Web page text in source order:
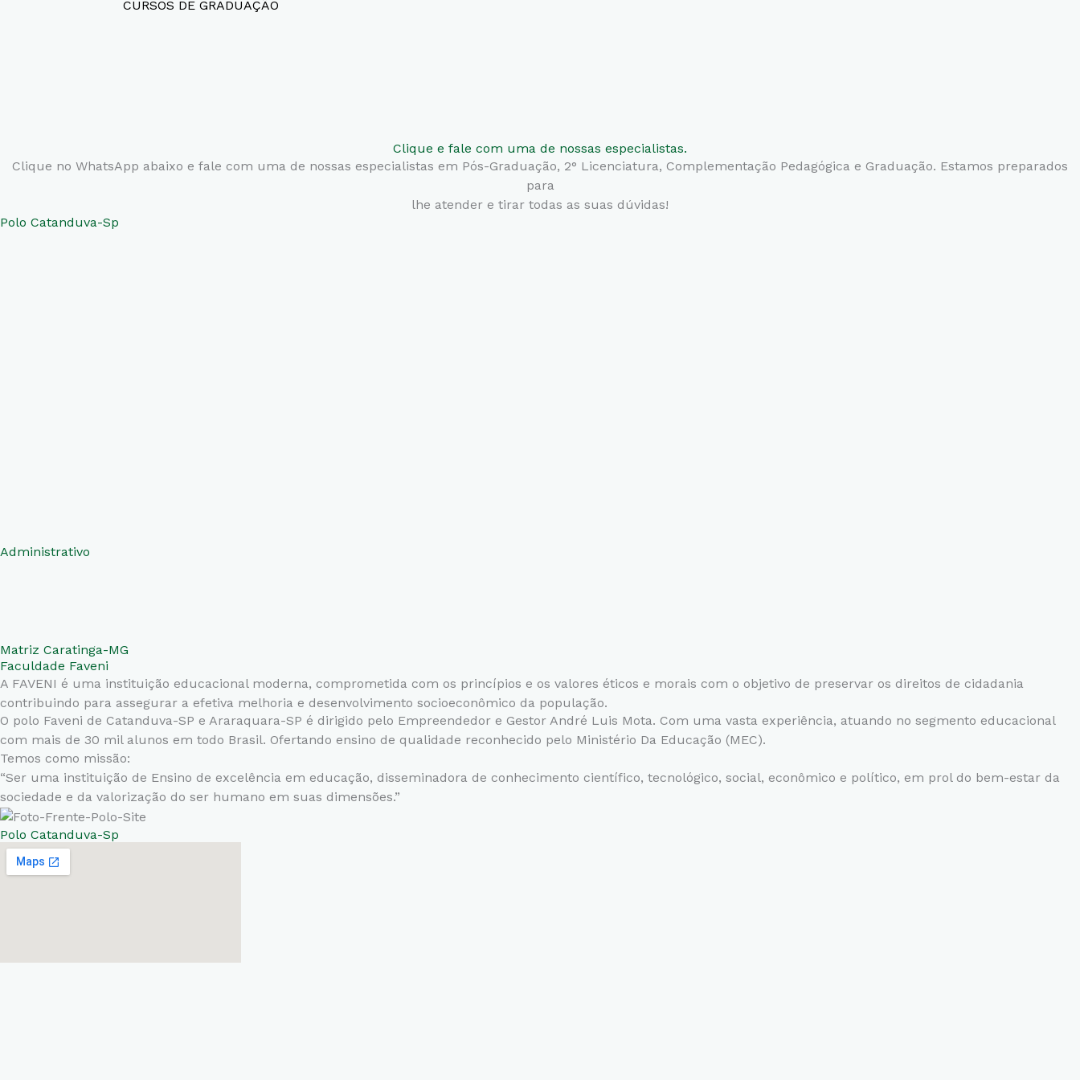
CURSOS DE GRADUAÇÃO
Clique e fale com uma de nossas especialistas.
Clique no WhatsApp abaixo e fale com uma de nossas especialistas em Pós-Graduação, 2° Licenciatura, Complementação Pedagógica e Graduação. Estamos preparados
para
lhe atender e tirar todas as suas dúvidas!
Polo Catanduva-Sp
Administrativo
Matriz Caratinga-MG
Faculdade Faveni
A FAVENI é uma instituição educacional moderna, comprometida com os princípios e os valores éticos e morais com o objetivo de preservar os direitos de cidadania
contribuindo para assegurar a efetiva melhoria e desenvolvimento socioeconômico da população.
O polo Faveni de Catanduva-SP e Araraquara-SP é dirigido pelo Empreendedor e Gestor André Luis Mota. Com uma vasta experiência, atuando no segmento educacional
com mais de 30 mil alunos em todo Brasil. Ofertando ensino de qualidade reconhecido pelo Ministério Da Educação (MEC).
Temos como missão:
“Ser uma instituição de Ensino de excelência em educação, disseminadora de conhecimento científico, tecnológico, social, econômico e político, em prol do bem-estar da
sociedade e da valorização do ser humano em suas dimensões.”
Polo Catanduva-Sp